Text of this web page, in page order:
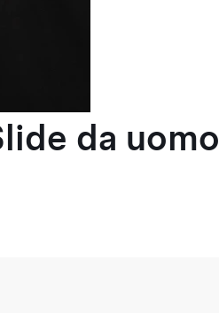
da uomo